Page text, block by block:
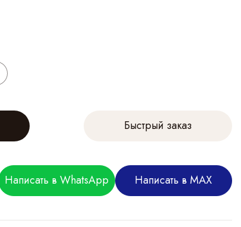
Быстрый заказ
Написать в WhatsApp Написать в MAX